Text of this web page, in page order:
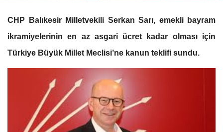
CHP Balıkesir Milletvekili Serkan Sarı, emekli bayram
ikramiyelerinin en az asgari ücret kadar olması için
Türkiye Büyük Millet Meclisi’ne kanun teklifi sundu.